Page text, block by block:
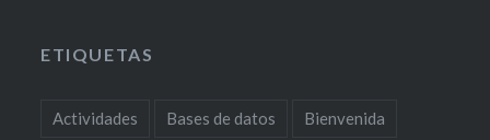
ETIQUETAS
Actividades Bases de datos Bienvenida